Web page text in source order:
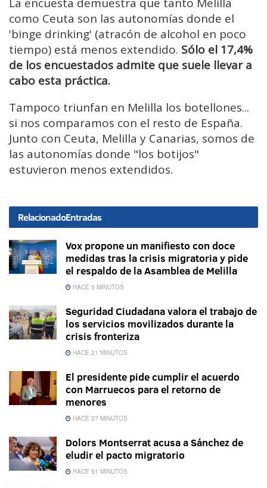
La encuesta demuestra que tanto Melilla
como Ceuta son las autonomías donde el
'binge drinking' (atracón de alcohol en poco
tiempo) está menos extendido. Sólo el 17,4%
de los encuestados admite que suele llevar a
cabo esta práctica.
Tampoco triunfan en Melilla los botellones...
si nos comparamos con el resto de España.
Junto con Ceuta, Melilla y Canarias, somos de
las autonomías donde "los botijos"
estuvieron menos extendidos.
RelacionadoEntradas
Vox propone un manifiesto con doce
medidas tras la crisis migratoria y pide
el respaldo de la Asamblea de Melilla
HACE 5 MINUTOS
Seguridad Ciudadana valora el trabajo de
los servicios movilizados durante la
crisis fronteriza
HACE 21 MINUTOS
El presidente pide cumplir el acuerdo
con Marruecos para el retorno de
menores
HACE 37 MINUTOS
Dolors Montserrat acusa a Sánchez de
eludir el pacto migratorio
HACE 51 MINUTOS